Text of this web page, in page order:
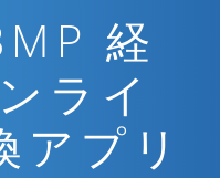
経
ライ
アプリ